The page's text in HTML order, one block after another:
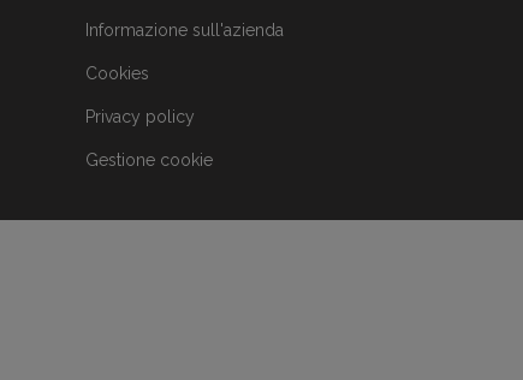
Informazione sull'azienda
Cookies
Privacy policy
Gestione cookie